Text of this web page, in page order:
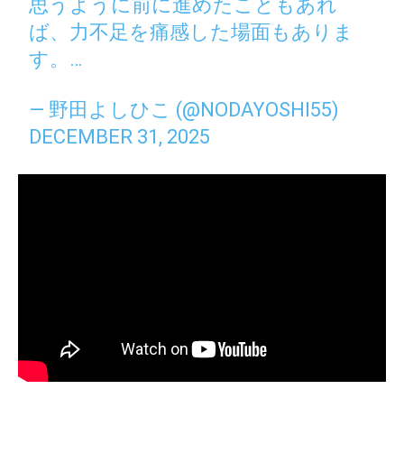
思うように前に進めたこともあれ
ば、力不足を痛感した場面もありま
す。…
— 野田よしひこ (@NODAYOSHI55)
DECEMBER 31, 2025